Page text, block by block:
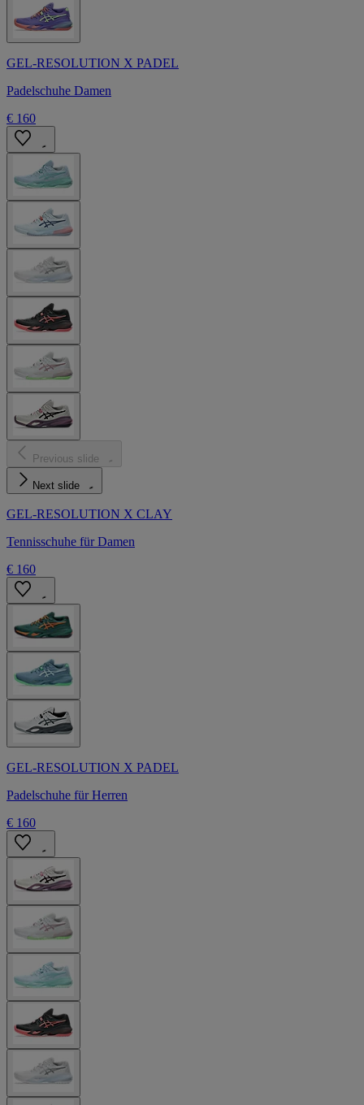
GEL-RESOLUTION X PADEL
Padelschuhe Damen
€ 160
Previous slide
Next slide
GEL-RESOLUTION X CLAY
Tennisschuhe für Damen
€ 160
GEL-RESOLUTION X PADEL
Padelschuhe für Herren
€ 160